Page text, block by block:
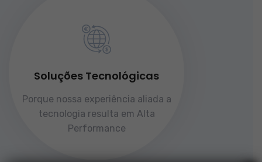
Soluções Tecnológicas
Porque nossa experiência aliada a
tecnologia resulta em Alta
Performance